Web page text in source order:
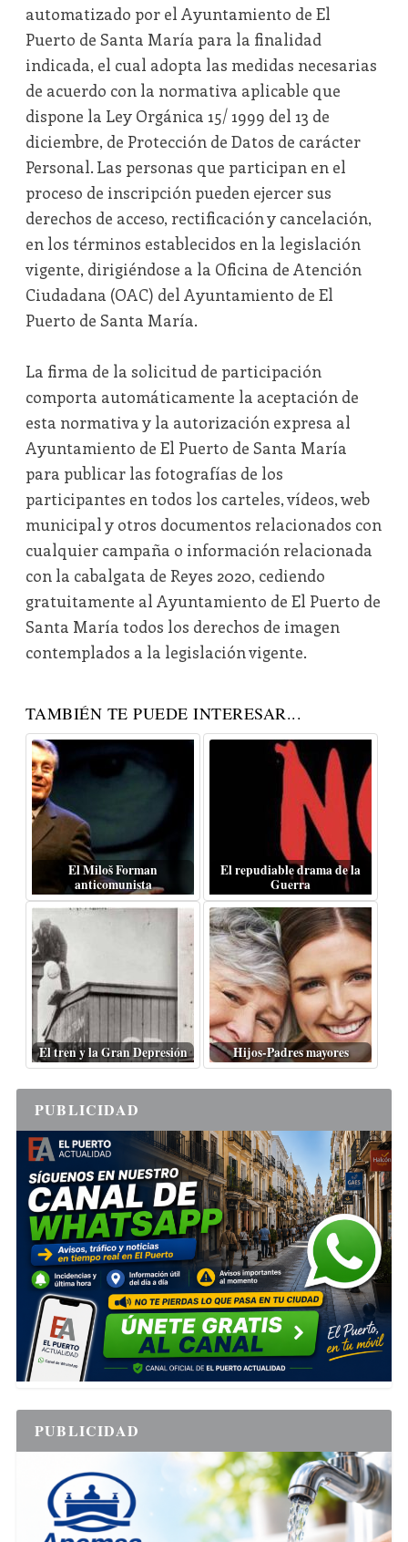
automatizado por el Ayuntamiento de El
Puerto de Santa María para la finalidad
indicada, el cual adopta las medidas necesarias
de acuerdo con la normativa aplicable que
dispone la Ley Orgánica 15/ 1999 del 13 de
diciembre, de Protección de Datos de carácter
Personal. Las personas que participan en el
proceso de inscripción pueden ejercer sus
derechos de acceso, rectificación y cancelación,
en los términos establecidos en la legislación
vigente, dirigiéndose a la Oficina de Atención
Ciudadana (OAC) del Ayuntamiento de El
Puerto de Santa María.
La firma de la solicitud de participación
comporta automáticamente la aceptación de
esta normativa y la autorización expresa al
Ayuntamiento de El Puerto de Santa María
para publicar las fotografías de los
participantes en todos los carteles, vídeos, web
municipal y otros documentos relacionados con
cualquier campaña o información relacionada
con la cabalgata de Reyes 2020, cediendo
gratuitamente al Ayuntamiento de El Puerto de
Santa María todos los derechos de imagen
contemplados a la legislación vigente.
TAMBIÉN TE PUEDE INTERESAR...
El Miloš Forman
anticomunista
El repudiable drama de la
Guerra
El tren y la Gran Depresión Hijos-Padres mayores
PUBLICIDAD
PUBLICIDAD